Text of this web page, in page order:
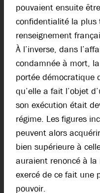
pouvaient ensuite
confidentialité la plus
renseignement
À l’inverse, dans
condamnée à mort,
portée démocratique
qu’elle a fait l’objet
son exécution était
régime. Les figures
peuvent alors
bien supérieure à
auraient renoncé à
exercé de ce fait une
pouvoir.